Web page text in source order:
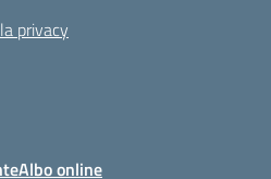
privacy
Albo online